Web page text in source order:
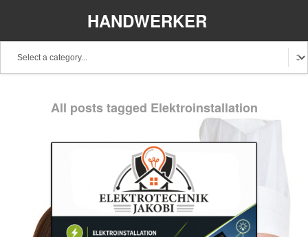
HANDWERKER
All posts tagged Elektroinstallation